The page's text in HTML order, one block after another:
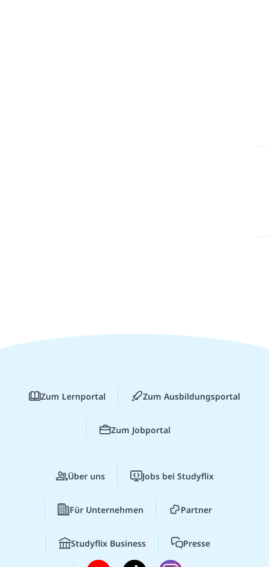
Zum Lernportal Zum Ausbildungsportal
Zum Jobportal
Über uns Jobs bei Studyflix
Für Unternehmen Partner
Studyflix Business Presse